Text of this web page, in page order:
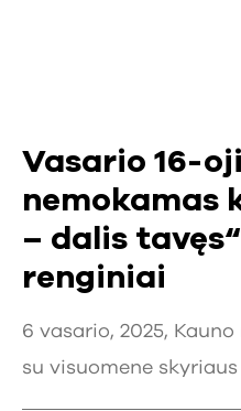
Vasario 16-
nemokamas
– dalis
renginiai
6 vasario, 2025,
su visuomene skyriaus